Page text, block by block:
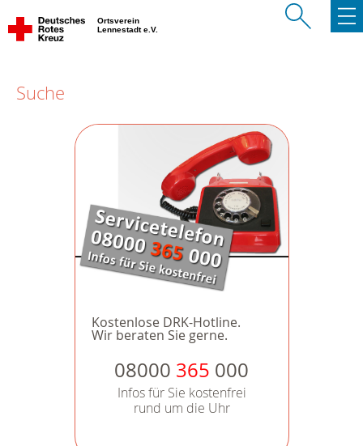
Ortsverein
Lennestadt e.V.
Suche
Kostenlose DRK-Hotline.
Wir beraten Sie gerne.
08000 365 000
Infos für Sie kostenfrei
rund um die Uhr